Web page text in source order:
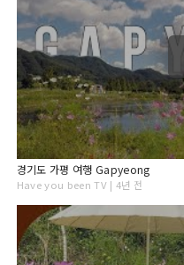
경기도 가평 여행 Gapyeong
Have you been TV | 4년 전